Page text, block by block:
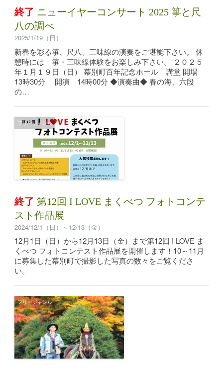
終了 ニューイヤーコンサート 2025 箏と尺
八の調べ
2025/1/19（日）
新春を彩る箏、尺八、三味線の演奏をご堪能下さい。 休
憩時には 箏・三味線体験をお楽しみ下さい。 ２０２５
年１月１９日（日） 幕別町百年記念ホール 講堂 開場
13時30分 開演 14時00分 ◆演奏曲◆ 春の海、六段
の…
フリージャンル
終了第12回 I LOVE まくべつ フォトコンテ
スト作品展
2024/12/1（日）～12/13（金）
12月1日（日）から12月13日（金）まで第12回 I LOVE ま
くべつ フォトコンテスト作品展を開催します！10～11月
に募集した幕別町で撮影した写真の数々をご覧くださ
い。
フリージャンル